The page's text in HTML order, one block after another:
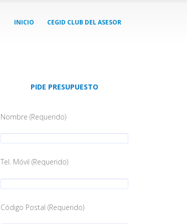
INICIO CEGID CLUB DEL ASESOR
PIDE PRESUPUESTO
Nombre (Requerido)
Tel. Móvil (Requerido)
Código Postal (Requerido)